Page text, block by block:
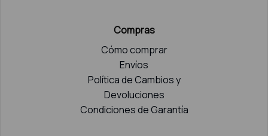
Compras
Cómo comprar
Envíos
Política de Cambios y
Devoluciones
Condiciones de Garantía